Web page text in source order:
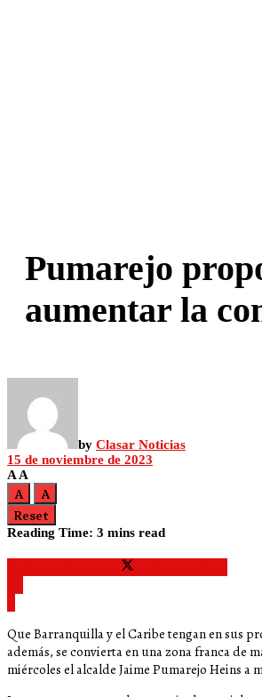
Pumarejo
aumentar la
by Clasar Noticias
15 de noviembre de 2023
AA
A
A
Reset
Reading Time: 3 mins read
Que Barranquilla y el Caribe tengan en sus
además, se convierta en una zona franca de
miércoles el alcalde Jaime Pumarejo Heins